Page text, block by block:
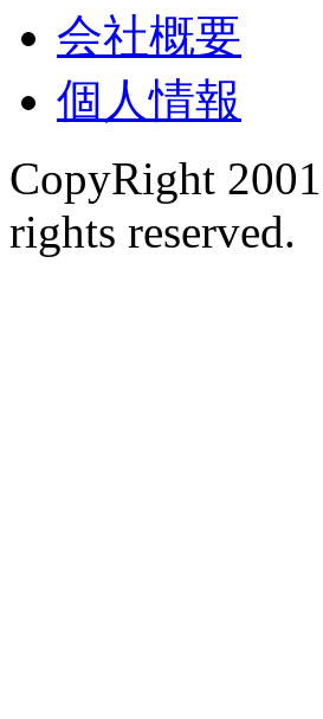
会社概要
個人情報
CopyRight
rights reserved.